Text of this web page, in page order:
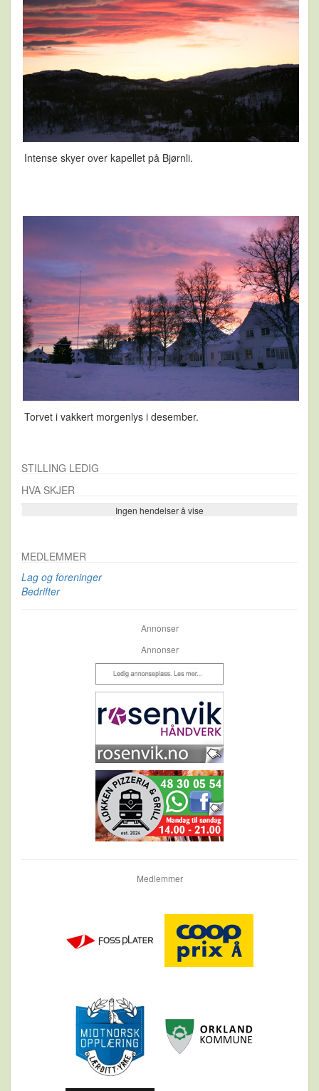
Intense skyer over kapellet på Bjørnli.
Torvet i vakkert morgenlys i desember.
STILLING LEDIG
HVA SKJER
Ingen hendelser å vise
Se flere…
MEDLEMMER
Lag og foreninger
Bedrifter
Annonser
Annonser
Medlemmer